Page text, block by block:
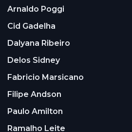
Arnaldo Poggi
Cid Gadelha
Dalyana Ribeiro
Delos Sidney
Fabricio Marsicano
Filipe Andson
Paulo Amilton
Ramalho Leite